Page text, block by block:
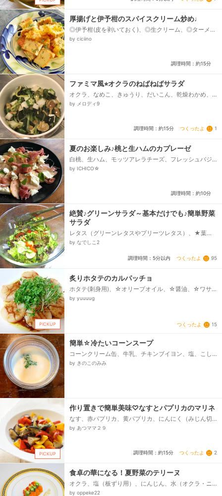
厚揚げと伊予柑のスパイスクリーム炒め♩
◎伊予柑(皮を剥いておく)、◎生クリーム、◎ターメリ
ック、◎クミンパウダー、◎コリアンダーパウダー、◎
by ciciino
調理時間：約15分
ファミマ風⭐︎オクラのねばねばサラダ
オクラ、なめこ、きゅうり、だいこん、乾燥わかめ、
めかぶ、しょうが、★白だし、★酢
by メロディ9
調理時間：約15分 つくったよ 1
夏のお楽しみ♪桃と生ハムのカプレーゼ
白桃、生ハム、モッツアレラチーズ、フレッシュバジ
ル、レモン汁、ハーブソルト、オリーブオイル、黒コ
by ICHICO☆
調理時間：約10分
絶賛♪グリーンサラダ～基本だけでも♪簡単野菜
サラダ
レタス（グリーンレタスやプリーツレタス）、★葉っ
ぱ類水菜等全て(芯の多いのは不可)、オリーブオイル
藻）、薄切りにんにく<みじん切り>、塩、こしょう、
酢（米酢か穀物酢ほか糖分ゼロのもの）、
で野菜追加例、玉葱、大根、人参、ズッキーニ、胡
瓜、柿、キウイ、リンゴ、オレンジ、蜜柑他果物、茗
荷、マッシュルーム、ピーマン、トマト、筍＊固茹
で、大葉、セロリ、マッシュルーム、ビーンズ、ヒマ
ーコン、、鶏肉、牛肉、豚肉など<サッと茹でる>、★
豆苗、貝割菜、ベビーリーフ、春菊、菊菜、法蓮草、
by なでしこ2
調理時間：5分以内 つくったよ 95
PICKUP
炙りホタテのカルパッチョ
ホタテ(刺身用)、☆オリーブオイル、☆醤油、☆ワサ
ビ、☆ニンニク、ブロッコリースプラウト(またはカイ
by yuuuug
つくったよ 15
簡単☆冷たいコーンスープ
コーンクリーム缶、牛乳、チキンブイヨン、塩、こし
ょう、バター、あればパセリのみじん切り
by きのこのみみ
PICKUP
作り置きで簡単美味♡なすとパプリカのマリネ
なす、赤パプリカ、黄パプリカ、にんにく（みじん切
り）、オリーブオイル、A、酢またはワインビネガー、
by あつママ２９
調理時間：約15分 つくったよ 2
食卓の華になる！夏野菜のテリーヌ
オクラ、塩（板ずり用）、にんじん、水（オクラ・ニ
ンジン茹で用）、塩（オクラ・ニンジン茹で用）、パ
by oppeke22